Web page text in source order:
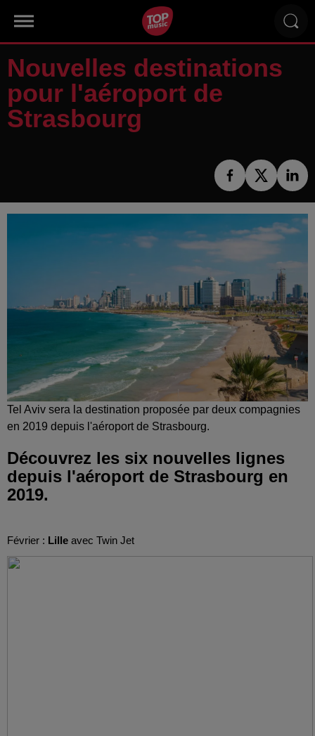
Nouvelles destinations
pour l'aéroport de
Strasbourg
Tel Aviv sera la destination proposée par deux compagnies
en 2019 depuis l'aéroport de Strasbourg.
Découvrez les six nouvelles lignes
depuis l'aéroport de Strasbourg en
2019.
Février : Lille avec Twin Jet